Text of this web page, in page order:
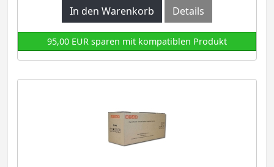
In den Warenkorb
Details
95,00 EUR sparen mit kompatiblen Produkt